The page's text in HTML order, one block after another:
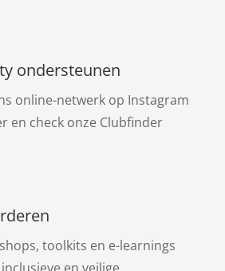
ondersteunen
online-netwerk op Instagram
en check onze Clubfinder
toolkits en e-learnings